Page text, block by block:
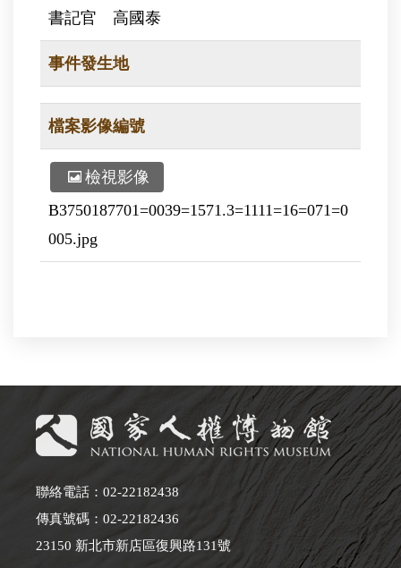
書記官 高國泰
事件發生地
檔案影像編號
檢視影像
B3750187701=0039=1571.3=1111=16=071=0
005.jpg
聯絡電話：02-22182438
傳真號碼：02-22182436
23150 新北市新店區復興路131號